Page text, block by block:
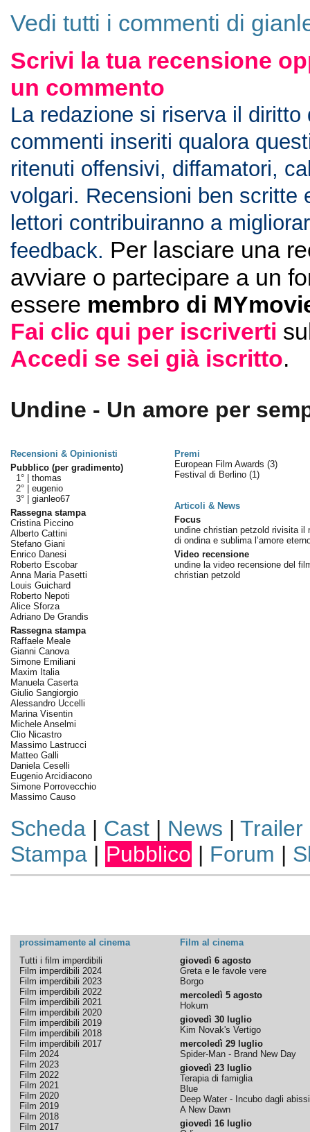
Vedi tutti i commenti di
Scrivi la tua recensione
un commento
La redazione si riserva il diritto
commenti inseriti qualora
ritenuti offensivi, diffamatori,
volgari. Recensioni ben scritte
lettori contribuiranno a
feedback. Per lasciare una
avviare o partecipare a un
essere membro di
Fai clic qui per iscriverti
Accedi se sei già iscritto.
Undine - Un amore per
Recensioni & Opinionisti
Premi
Pubblico (per gradimento)
1° | thomas
2° | eugenio
3° | gianleo67
Rassegna stampa
Cristina Piccino
Alberto Cattini
Stefano Giani
Enrico Danesi
Roberto Escobar
Anna Maria Pasetti
Louis Guichard
Roberto Nepoti
Alice Sforza
Adriano De Grandis
Rassegna stampa
Raffaele Meale
Gianni Canova
Simone Emiliani
Maxim Italia
Manuela Caserta
Giulio Sangiorgio
Alessandro Uccelli
Marina Visentin
Michele Anselmi
Clio Nicastro
Massimo Lastrucci
Matteo Galli
Daniela Ceselli
Eugenio Arcidiacono
Simone Porrovecchio
Massimo Causo
European Film Awards (3)
Festival di Berlino (1)
Articoli & News
Focus
undine christian petzold rivisita il
di ondina e sublima l’amore
Video recensione
undine la video recensione del
christian petzold
Scheda| Cast| News | Trailer
Stampa| Pubblico | Forum |
prossimamente al cinema
Film al cinema
Tutti i film imperdibili
Film imperdibili 2024
Film imperdibili 2023
Film imperdibili 2022
Film imperdibili 2021
Film imperdibili 2020
Film imperdibili 2019
Film imperdibili 2018
Film imperdibili 2017
Film 2024
Film 2023
Film 2022
Film 2021
Film 2020
Film 2019
Film 2018
Film 2017
giovedì 6 agosto
Greta e le favole vere
Borgo
mercoledì 5 agosto
Hokum
giovedì 30 luglio
Kim Novak's Vertigo
mercoledì 29 luglio
Spider-Man - Brand New Day
giovedì 23 luglio
Terapia di famiglia
Blue
Deep Water - Incubo dagli abissi
A New Dawn
giovedì 16 luglio